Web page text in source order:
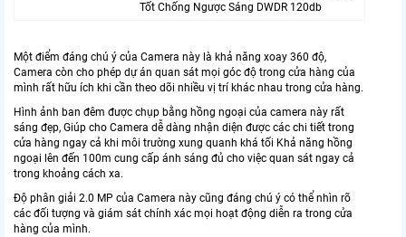
Tốt Chống Ngược Sáng DWDR 120db
Một điểm đáng chú ý của Camera này là khả năng xoay 360 độ,
Camera còn cho phép dự án quan sát mọi góc độ trong cửa hàng của
mình rất hữu ích khi cần theo dõi nhiều vị trí khác nhau trong cửa hàng.
Hình ảnh ban đêm được chụp bằng hồng ngoại của camera này rất
sáng đẹp, Giúp cho Camera dễ dàng nhận diện được các chi tiết trong
cửa hàng ngay cả khi môi trường xung quanh khá tối Khả năng hồng
ngoại lên đến 100m cung cấp ánh sáng đủ cho việc quan sát ngay cả
trong khoảng cách xa.
Độ phân giải 2.0 MP của Camera này cũng đáng chú ý có thể nhìn rõ
các đối tượng và giám sát chính xác mọi hoạt động diễn ra trong cửa
hàng của mình.